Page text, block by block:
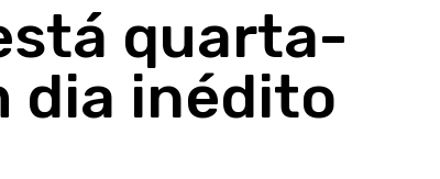
quarta-
dia inédito